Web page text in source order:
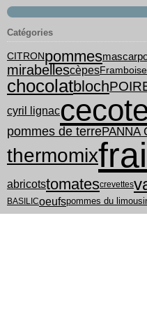
Catégories
CITRON pommes
mirabellescèpes
chocolatbloch
cyril lignac
pommes de terrePANNA
thermomix
abricotstomatescrevettes
BASILICoeufspommes du